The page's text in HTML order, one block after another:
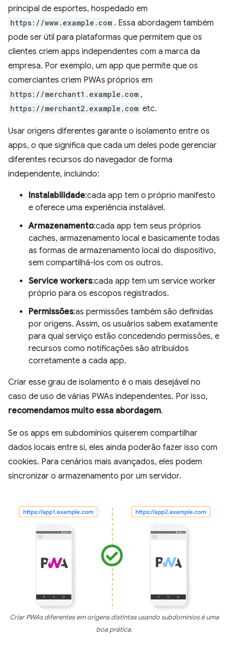
principal de esportes, hospedado em
https://www.example.com . Essa abordagem também
pode ser útil para plataformas que permitem que os
clientes criem apps independentes com a marca da
empresa. Por exemplo, um app que permite que os
comerciantes criem PWAs próprios em
https://merchant1.example.com ,
https://merchant2.example.com etc.
Usar origens diferentes garante o isolamento entre os
apps, o que significa que cada um deles pode gerenciar
diferentes recursos do navegador de forma
independente, incluindo:
Instalabilidade:cada app tem o próprio manifesto
e oferece uma experiência instalável.
Armazenamento:cada app tem seus próprios
caches, armazenamento local e basicamente todas
as formas de armazenamento local do dispositivo,
sem compartilhá-los com os outros.
Service workers:cada app tem um service worker
próprio para os escopos registrados.
Permissões:as permissões também são definidas
por origens. Assim, os usuários sabem exatamente
para qual serviço estão concedendo permissões, e
recursos como notificações são atribuídos
corretamente a cada app.
Criar esse grau de isolamento é o mais desejável no
caso de uso de várias PWAs independentes. Por isso,
recomendamos muito essa abordagem.
Se os apps em subdomínios quiserem compartilhar
dados locais entre si, eles ainda poderão fazer isso com
cookies. Para cenários mais avançados, eles podem
sincronizar o armazenamento por um servidor.
Criar PWAs diferentes em origens distintas usando subdomínios é uma
boa prática.